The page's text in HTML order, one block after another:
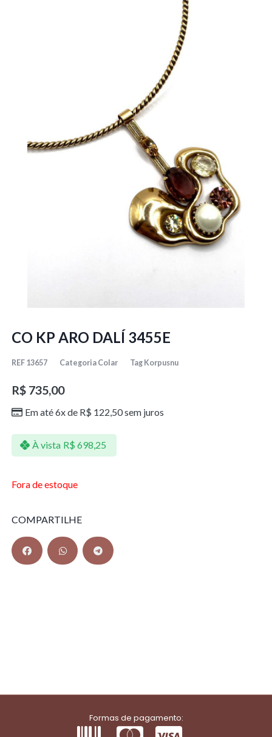
CO KP ARO DALÍ 3455E
REF 13657 Categoria Colar Tag Korpusnu
R$735,00
Em até 6x de R$ 122,50sem juros
À vista R$ 698,25
Fora de estoque
COMPARTILHE
Formas de pagamento: